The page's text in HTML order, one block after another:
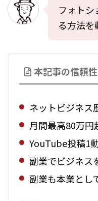
フォト
る方法を
本記事の信頼性
ネットビジネス
月間最高80万円
YouTube投稿1
副業でビジネス
副業も本業とし